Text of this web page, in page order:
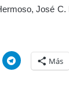
José C.
Más